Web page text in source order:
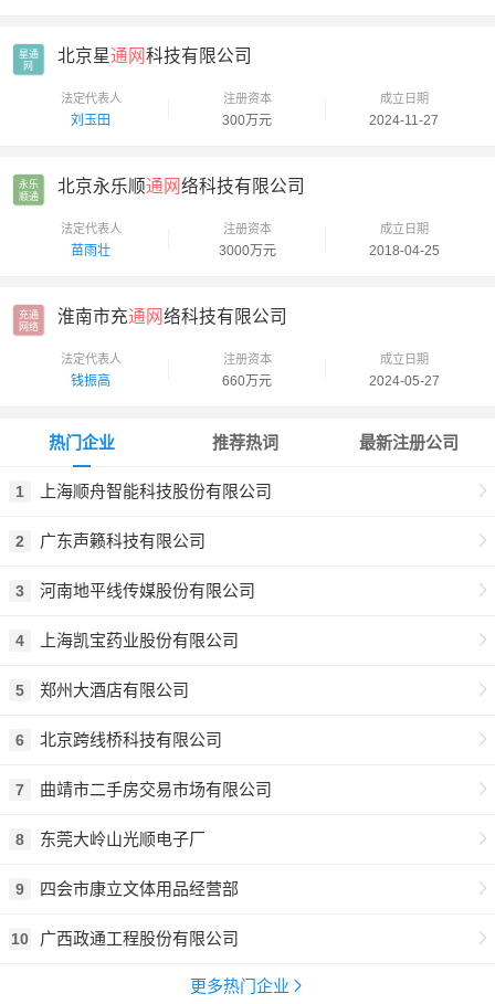
星通
网
北京星通网科技有限公司
法定代表人
刘玉田
注册资本
300万元
成立日期
2024-11-27
永乐
顺通
北京永乐顺通网络科技有限公司
法定代表人
苗雨壮
注册资本
3000万元
成立日期
2018-04-25
充通
网络
淮南市充通网络科技有限公司
法定代表人
钱振高
注册资本
660万元
成立日期
2024-05-27
热门企业
1 上海顺舟智能科技股份有限公司
2 广东声籁科技有限公司
3 河南地平线传媒股份有限公司
4 上海凯宝药业股份有限公司
5 郑州大酒店有限公司
6 北京跨线桥科技有限公司
7 曲靖市二手房交易市场有限公司
8 东莞大岭山光顺电子厂
9 四会市康立文体用品经营部
10 广西政通工程股份有限公司
更多热门企业
推荐热词 最新注册公司